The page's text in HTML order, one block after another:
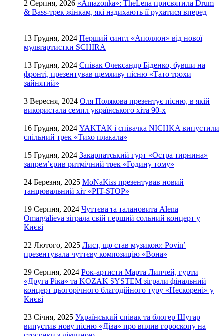
2 Серпня, 2026 «Amazonka»: TheLena присвятила Drum
& Bass-трек жінкам, які надихають її рухатися вперед
13 Грудня, 2024 Перший сингл «Аполлон» від нової
мультартистки SCHIRA
13 Грудня, 2024 Співак Олександр Біденко, бувши на
фронті, презентував щемливу пісню «Тато трохи
зайнятий»
3 Вересня, 2024 Оля Полякова презентує пісню, в якій
використала семпл українського хіта 90-х
16 Грудня, 2024 YAKTAK і співачка NICHKA випустили
спільний трек «Тихо плакала»
15 Грудня, 2024 Закарпатський гурт «Остра тирнина»
запрем’єрив ритмічний трек «Годину тому»
24 Березня, 2025 MoNaKiss презентував новий
танцювальний хіт «PIT-STOP»
19 Серпня, 2024 Чуттєва та талановита Alena
Omargalieva зіграла свій перший сольний концерт у
Києві
22 Лютого, 2025 Лист, що став музикою: Povin’
презентувала чуттєву композицію «Вона»
29 Серпня, 2024 Рок-артисти Марта Липчей, гурти
«Друга Ріка» та KOZAK SYSTEM зіграли фінальний
концерт цьогорічного благодійного туру «Нескорені» у
Києві
23 Січня, 2025 Український співак та блогер Шугар
випустив нову пісню «Діва» про вплив гороскопу на